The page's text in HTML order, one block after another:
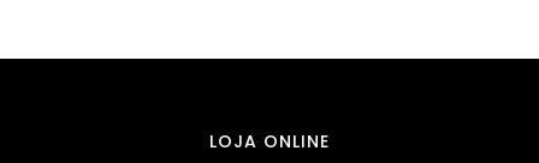
LOJA ONLINE